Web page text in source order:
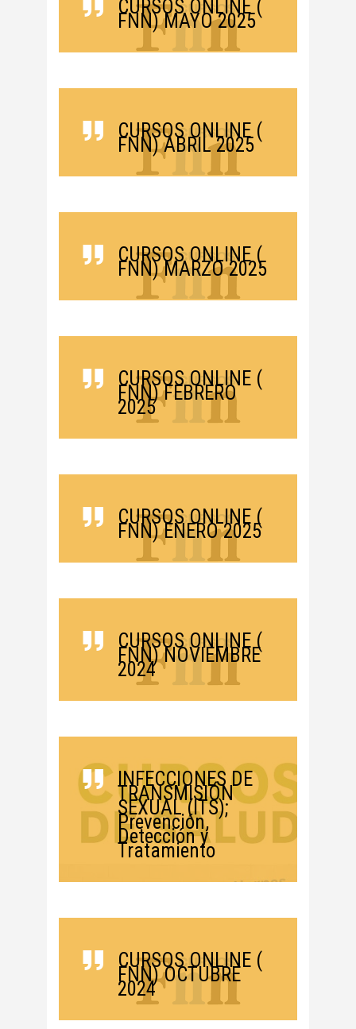
CURSOS ONLINE (
FNN) MAYO 2025
CURSOS ONLINE (
FNN) ABRIL 2025
CURSOS ONLINE (
FNN) MARZO 2025
CURSOS ONLINE (
FNN) FEBRERO
2025
CURSOS ONLINE (
FNN) ENERO 2025
CURSOS ONLINE (
FNN) NOVIEMBRE
2024
INFECCIONES DE
TRANSMISIÓN
SEXUAL (ITS);
Prevención,
Detección y
Tratamiento
CURSOS ONLINE (
FNN) OCTUBRE
2024